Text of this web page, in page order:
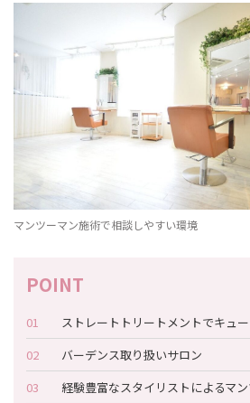
マンツーマン施術で相談しやすい環境
ストレートトリートメントでキュ
バーデンス取り扱いサロン
経験豊富なスタイリストによるマ